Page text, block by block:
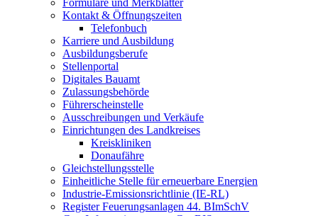
Formulare und Merkblätter
Kontakt & Öffnungszeiten
Telefonbuch
Karriere und Ausbildung
Ausbildungsberufe
Stellenportal
Digitales Bauamt
Zulassungsbehörde
Führerscheinstelle
Ausschreibungen und Verkäufe
Einrichtungen des Landkreises
Kreiskliniken
Donaufähre
Gleichstellungsstelle
Einheitliche Stelle für erneuerbare Energien
Industrie-Emissionsrichtlinie (IE-RL)
Register Feuerungsanlagen 44. BImSchV